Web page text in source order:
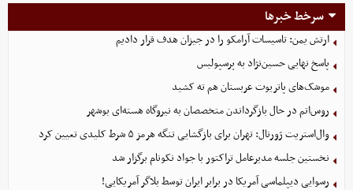
سرخط خبرها
ارتش یمن: تاسیسات آرامکو را در جیزان هدف قرار دادیم
پاسخ نهایی حسین‌نژاد به پرسپولیس
موشک‌های پاتریوت عربستان هم ته‌ کشید
روس‌اتم در حال بازگرداندن متخصصان به نیروگاه هسته‌ای بوشهر
وال‌استریت ژورنال: تهران برای بازگشایی تنگه هرمز ۵ شرط کلیدی تعیین کرد
نخستین جلسه مدیرعامل تراکتور با جواد نکونام برگزار شد
رسوایی دیپلماسی آمریکا در برابر ایران توسط بلاگر آمریکایی!